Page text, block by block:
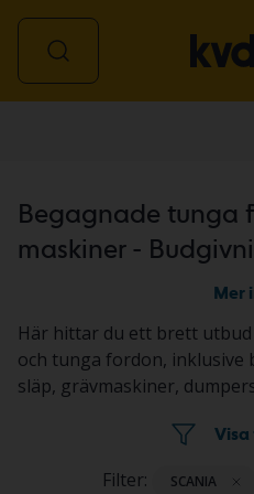
Begagnade tunga
maskiner -
Mer
Här hittar du ett brett
och tunga fordon, inklusive
släp, grävmaskiner,
anläggningsmaskiner.
Filter: SCANIA